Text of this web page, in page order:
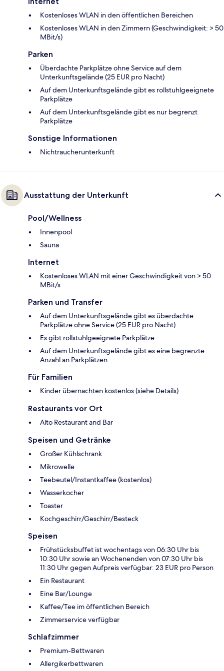
Kostenloses WLAN in den öffentlichen Bereichen
Kostenloses WLAN in den Zimmern (Geschwindigkeit: > 50
MBit/s)
Parken
Überdachte Parkplätze ohne Service auf dem
Unterkunftsgelände (25 EUR pro Nacht)
Auf dem Unterkunftsgelände gibt es rollstuhlgeeignete
Parkplätze
Auf dem Unterkunftsgelände gibt es nur begrenzt
Parkplätze
Sonstige Informationen
Nichtraucherunterkunft
Ausstattung der Unterkunft
Pool/Wellness
Innenpool
Sauna
Internet
Kostenloses WLAN mit einer Geschwindigkeit von > 50
MBit/s
Parken und Transfer
Auf dem Unterkunftsgelände gibt es überdachte
Parkplätze ohne Service (25 EUR pro Nacht)
Es gibt rollstuhlgeeignete Parkplätze
Auf dem Unterkunftsgelände gibt es eine begrenzte
Anzahl an Parkplätzen
Für Familien
Kinder übernachten kostenlos (siehe Details)
Restaurants vor Ort
Alto Restaurant and Bar
Speisen und Getränke
Großer Kühlschrank
Mikrowelle
Teebeutel/Instantkaffee (kostenlos)
Wasserkocher
Toaster
Kochgeschirr/Geschirr/Besteck
Speisen
Frühstücksbuffet ist wochentags von 06:30 Uhr bis
10:30 Uhr sowie an Wochenenden von 07:30 Uhr bis
11:30 Uhr gegen Aufpreis verfügbar: 23 EUR pro Person
Ein Restaurant
Eine Bar/Lounge
Kaffee/Tee im öffentlichen Bereich
Zimmerservice verfügbar
Schlafzimmer
Premium-Bettwaren
Allergikerbettwaren